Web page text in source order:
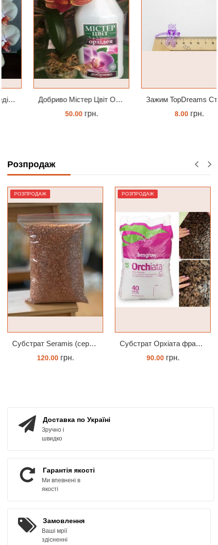
Добриво Містер Цвіт Орхідея
грн.
Зажим TopDreams Стрекоза для крепления цветоноса орхидеи
грн.
Розпродаж
РОЗПРОДАЖ
Субстрат Seramis (серамис) універсальний - гранульована глина стандартного разміра для всіх рослин 1 л
120.00грн.
РОЗПРОДАЖ
Субстрат Орхіата фракція 9-12мм
90.00грн.
Доставка по Україні
Зручно і
швидко
Гарантія якості
Ми впевнені в
якості
Замовлення
Ваші мрії
здісненні